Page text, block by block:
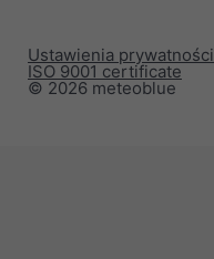
© 2026 meteoblue
ISO 9001 certificate
Ustawienia prywatności